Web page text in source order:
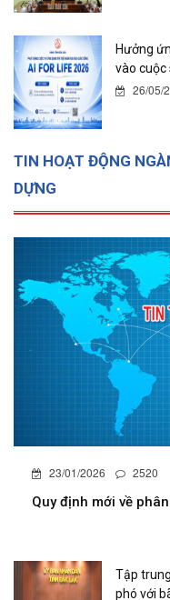
Hưởng
vào cuộc
26/05/
TIN HOẠT ĐỘNG
DỰNG
23/01/2026 2520
Quy định mới về
Tập
phó với